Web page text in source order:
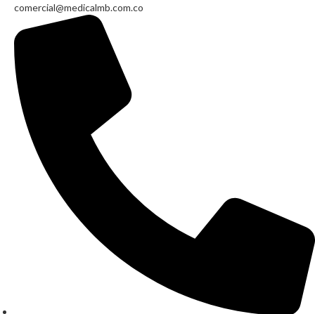
comercial@medicalmb.com.co